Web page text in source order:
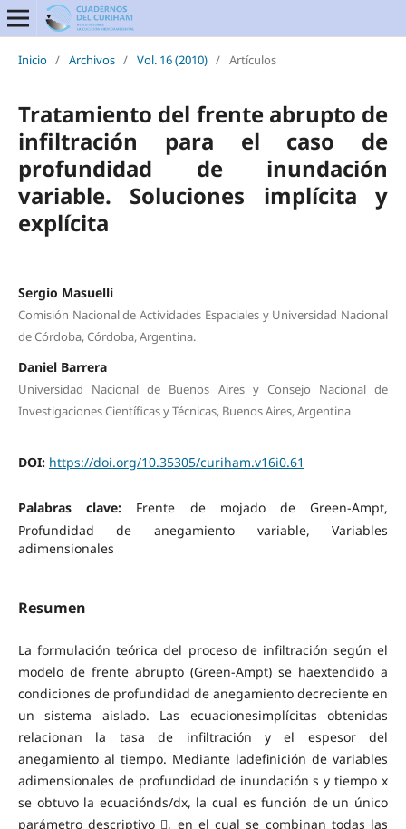
Inicio / Archivos / Vol. 16 (2010) / Artículos
Tratamiento del frente abrupto de
infiltración para el caso de
profundidad de inundación
variable. Soluciones implícita y
explícita
Sergio Masuelli
Comisión Nacional de Actividades Espaciales y Universidad Nacional
de Córdoba, Córdoba, Argentina.
Daniel Barrera
Universidad Nacional de Buenos Aires y Consejo Nacional de
Investigaciones Científicas y Técnicas, Buenos Aires, Argentina
DOI: https://doi.org/10.35305/curiham.v16i0.61
Palabras clave: Frente de mojado de Green-Ampt,
Profundidad de anegamiento variable, Variables
adimensionales
Resumen
La formulación teórica del proceso de infiltración según el
modelo de frente abrupto (Green-Ampt) se haextendido a
condiciones de profundidad de anegamiento decreciente en
un sistema aislado. Las ecuacionesimplícitas obtenidas
relacionan la tasa de infiltración y el espesor del
anegamiento al tiempo. Mediante ladefinición de variables
adimensionales de profundidad de inundación s y tiempo x
se obtuvo la ecuaciónds/dx, la cual es función de un único
parámetro descriptivo , en el cual se combinan todas las